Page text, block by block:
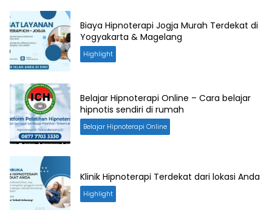
Biaya Hipnoterapi Jogja Murah Terdekat di
Yogyakarta & Magelang
Highlight
Belajar Hipnoterapi Online – Cara belajar
hipnotis sendiri di rumah
Belajar Hipnoterapi Online
Klinik Hipnoterapi Terdekat dari lokasi Anda
Highlight